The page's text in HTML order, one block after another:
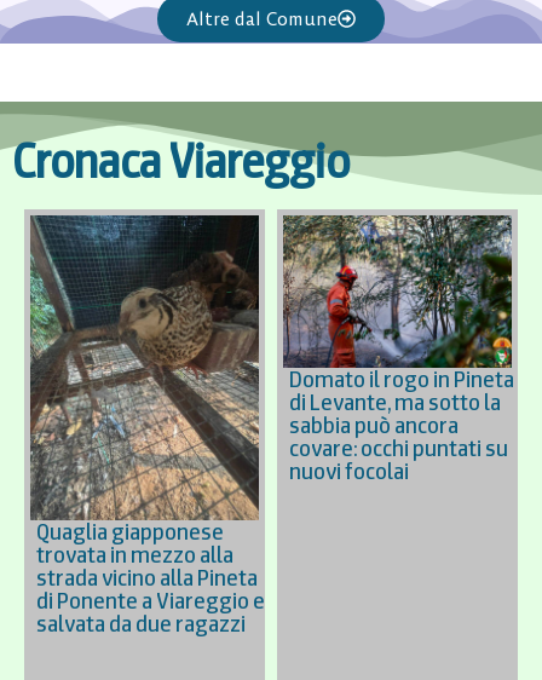
Altre dal Comune
Cronaca Viareggio
Quaglia giapponese
trovata in mezzo alla
strada vicino alla Pineta
di Ponente a Viareggio e
salvata da due ragazzi
Domato il rogo in Pineta
di Levante, ma sotto la
sabbia può ancora
covare: occhi puntati su
nuovi focolai